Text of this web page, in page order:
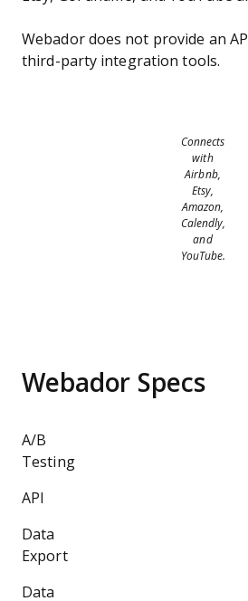
Webador does not provide an
third-party integration tools.
Connects
with
Airbnb,
Etsy,
Amazon,
Calendly,
and
YouTube.
Webador Specs
A/B
Testing
API
Data
Export
Data